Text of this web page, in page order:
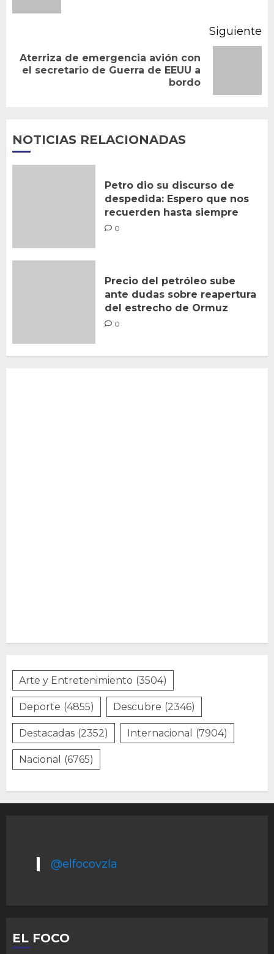
Siguiente
Siguiente
Aterriza de emergencia avión con
el secretario de Guerra de EEUU a
bordo
NOTICIAS RELACIONADAS
Petro dio su discurso de
despedida: Espero que nos
recuerden hasta siempre
0
Precio del petróleo sube
ante dudas sobre reapertura
del estrecho de Ormuz
0
Arte y Entretenimiento (3504)
Deporte (4855) Descubre (2346)
Destacadas (2352) Internacional (7904)
Nacional (6765)
@elfocovzla
EL FOCO